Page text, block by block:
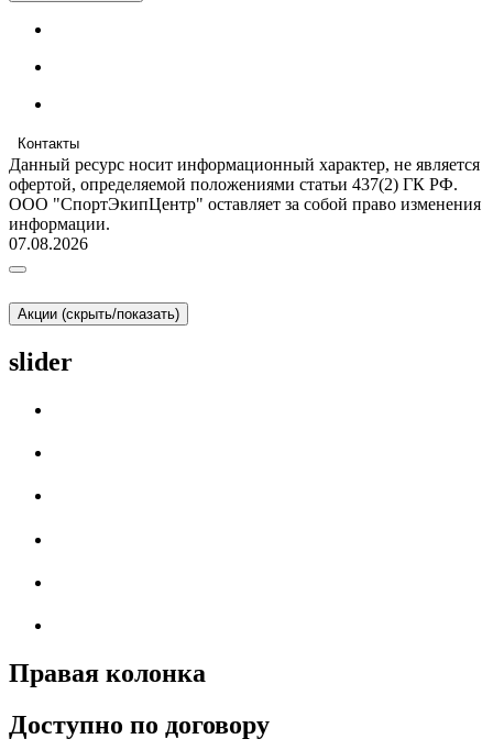
Контакты
Данный ресурс носит информационный характер, не является
офертой, определяемой положениями статьи 437(2) ГК РФ.
ООО "СпортЭкипЦентр" оставляет за собой право изменения
информации.
07.08.2026
Акции (скрыть/показать)
slider
Правая колонка
Доступно по договору